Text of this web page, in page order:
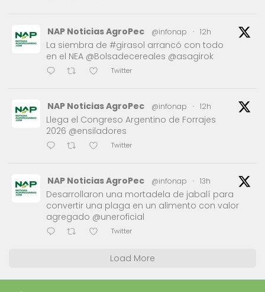
NAP Noticias AgroPec @infonap · 12h
La siembra de #girasol arrancó con todo
en el NEA @Bolsadecereales @asagirok
Twitter
NAP Noticias AgroPec @infonap · 12h
Llega el Congreso Argentino de Forrajes
2026 @ensiladores
Twitter
NAP Noticias AgroPec @infonap · 13h
Desarrollaron una mortadela de jabalí para
convertir una plaga en un alimento con valor
agregado @uneroficial
Twitter
Load More